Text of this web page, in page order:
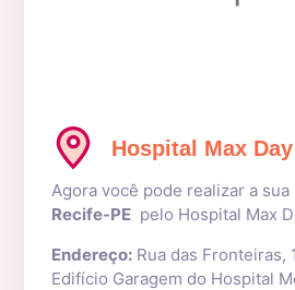
Hospital Max Day
Agora você pode realizar a sua
Recife-PE pelo Hospital Max
Endereço: Rua das Fronteiras,
Edifício Garagem do Hospital